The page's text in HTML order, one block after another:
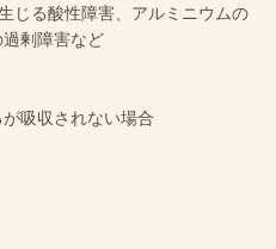
じる酸性障害、アルミニウムの
剰障害など
吸収されない場合